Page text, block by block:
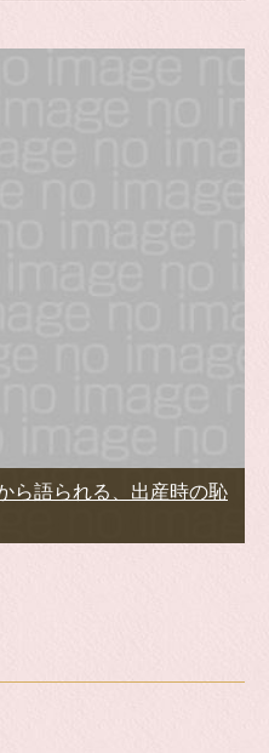
ら語られる、出産時の恥